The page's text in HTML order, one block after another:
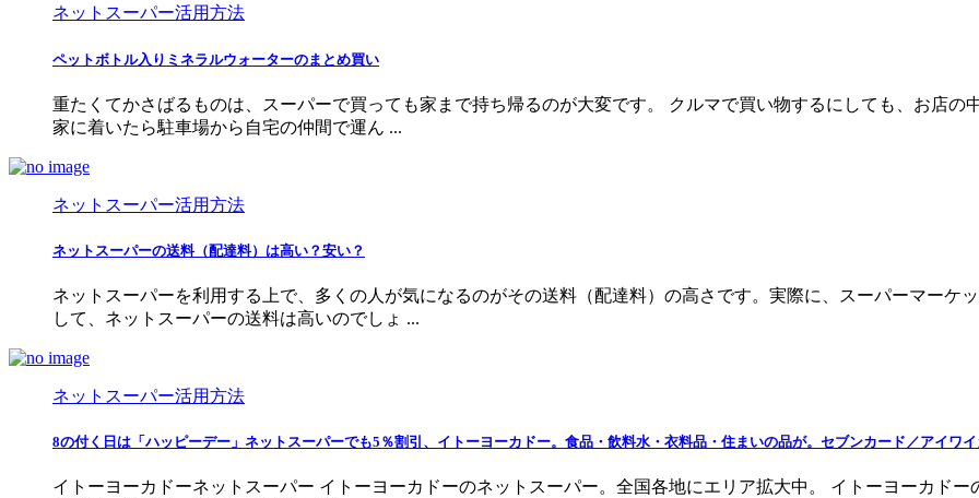
ネットスーパー活用方法
ペットボトル入りミネラルウォーターのまとめ買い
重たくてかさばるものは、スーパーで買っても家まで持ち帰るのが大変です。 クルマで買い物するにしても、お店
家に着いたら駐車場から自宅の仲間で運ん ...
ネットスーパー活用方法
ネットスーパーの送料（配達料）は高い？安い？
ネットスーパーを利用する上で、多くの人が気になるのがその送料（配達料）の高さです。実際に、スーパーマーケ
して、ネットスーパーの送料は高いのでしょ ...
ネットスーパー活用方法
8の付く日は「ハッピーデー」ネットスーパーでも5％割引、イトーヨーカドー。食品・飲料水・衣料品・住まいの品が。セブンカード／アイワ
イトーヨーカドーネットスーパー イトーヨーカドーのネットスーパー。全国各地にエリア拡大中。 イトーヨーカド